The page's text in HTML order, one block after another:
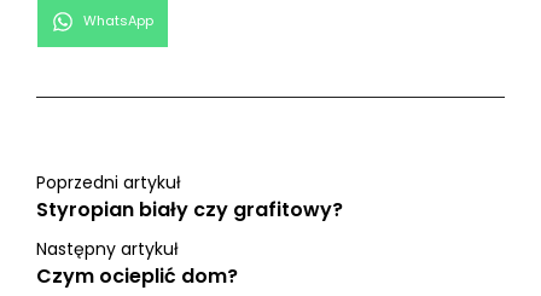
Share
WhatsApp
Poprzedni artykuł
Styropian biały czy grafitowy?
Następny artykuł
Czym ocieplić dom?